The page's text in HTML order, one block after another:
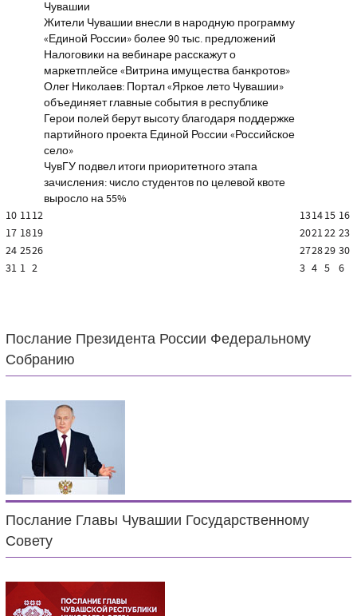
Чувашии
Жители Чувашии внесли в народную программу
«Единой России» более 90 тыс. предложений
Налоговики на вебинаре расскажут о
маркетплейсе «Витрина имущества банкротов»
Олег Николаев: Портал «Яркое лето Чувашии»
объединяет главные события в республике
Герои полей берут высоту благодаря поддержке
партийного проекта Единой России «Российское
село»
ЧувГУ подвел итоги приоритетного этапа
зачисления: число студентов по целевой квоте
выросло на 55%
10 1112 131415 16
17 1819 202122 23
24 2526 272829 30
31 1 2 3 4 5 6
Послание Президента России Федеральному
Собранию
Послание Главы Чувашии Государственному
Совету